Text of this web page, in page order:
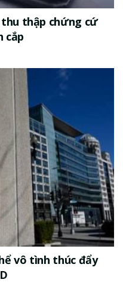
thập chứng cứ
cắp
vô tình thúc đẩy